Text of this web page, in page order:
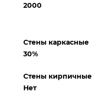
2000
Стены каркасные
30%
Стены кирпичные
Нет